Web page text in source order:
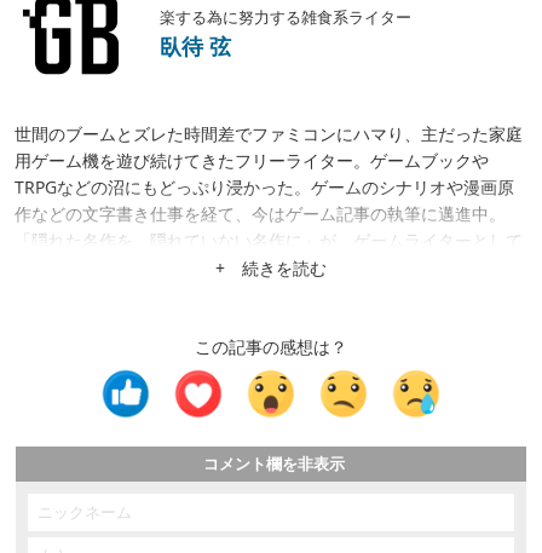
楽する為に努力する雑食系ライター
臥待 弦
世間のブームとズレた時間差でファミコンにハマり、主だった家庭
用ゲーム機を遊び続けてきたフリーライター。ゲームブックや
TRPGなどの沼にもどっぷり浸かった。ゲームのシナリオや漫画原
作などの文字書き仕事を経て、今はゲーム記事の執筆に邁進中。
「隠れた名作を、隠れていない名作に」が、ゲームライターとして
の目標。隙あらば、あまり知られていない作品にスポットを当てた
+ 続きを読む
この記事の感想は？
コメント欄を非表示